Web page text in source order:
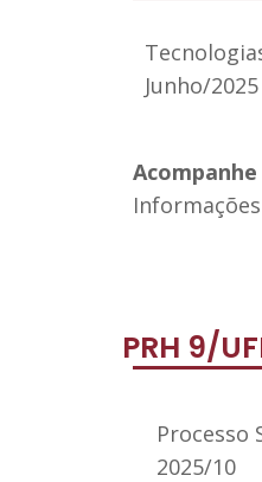
Junho/2025
PRH 9/
Processo
2025/10